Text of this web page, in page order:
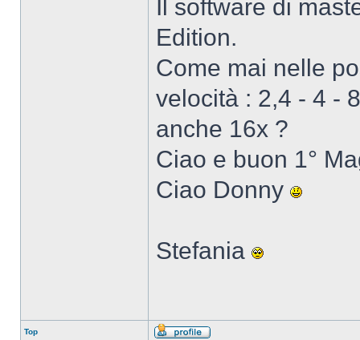
Il software di
Edition.
Come mai nelle
velocità : 2,4 - 4 -
anche 16x ?
Ciao e buon 1°
Ciao Donny
Stefania
Top